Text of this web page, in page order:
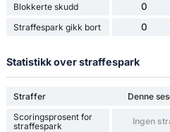
Blokkerte skudd 0
Straffespark gikk bort 0
Statistikk over straffespark
Straffer Denne
Scoringsprosent for
straffespark
Ingen